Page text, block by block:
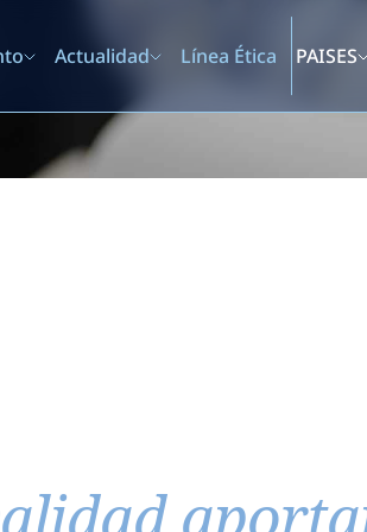
Actualidad Línea Ética PAISES